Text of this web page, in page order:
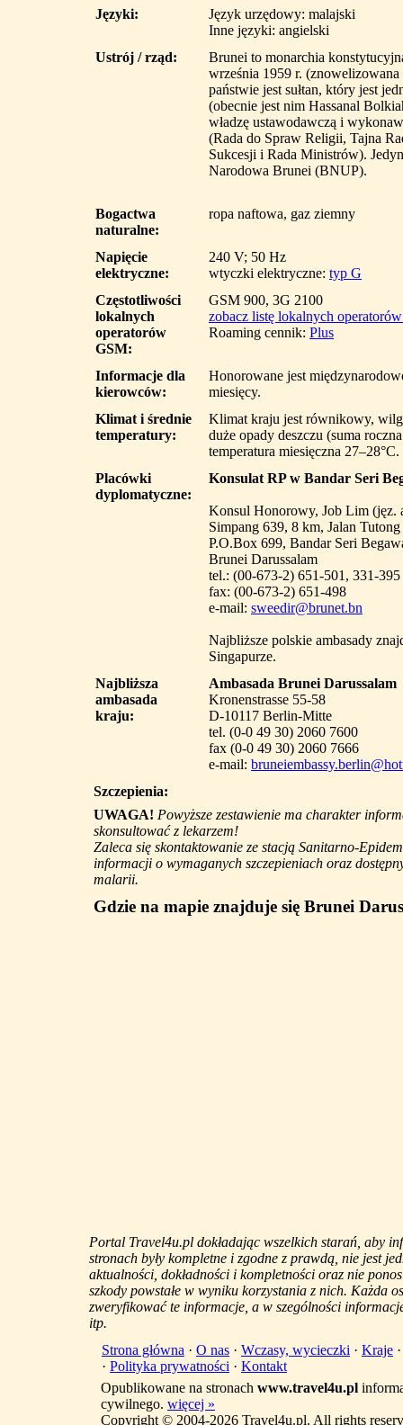
Języki:
Język urzędowy: malajski
Inne języki: angielski
Ustrój / rząd:
Brunei to monarchia
września 1959 r.
państwie jest sułtan, który jest
(obecnie jest nim Hassanal
władzę ustawodawczą i
(Rada do Spraw Religii, Tajna
Sukcesji i Rada Ministrów).
Narodowa Brunei (BNUP).
Bogactwa
naturalne:
ropa naftowa, gaz ziemny
Napięcie
elektryczne:
240 V; 50 Hz
wtyczki elektryczne: typ G
Częstotliwości
lokalnych
operatorów
GSM:
GSM 900, 3G 2100
zobacz listę lokalnych
Roaming cennik: Plus
Informacje dla
kierowców:
Honorowane jest
miesięcy.
Klimat i średnie
temperatury:
Klimat kraju jest równikowy,
duże opady deszczu (suma
temperatura miesięczna 27–28°C.
Placówki
dyplomatyczne:
Konsulat RP w Bandar Seri
Konsul Honorowy, Job Lim (jęz.
Simpang 639, 8 km, Jalan Tutong
P.O.Box 699, Bandar Seri
Brunei Darussalam
tel.: (00-673-2) 651-501, 331-
fax: (00-673-2) 651-498
e-mail: sweedir@brunet.bn
Najbliższe polskie ambasady
Singapurze.
Najbliższa
ambasada
kraju:
Ambasada Brunei Darussalam
Kronenstrasse 55-58
D-10117 Berlin-Mitte
tel. (0-0 49 30) 2060 7600
fax (0-0 49 30) 2060 7666
e-mail:
Szczepienia:
UWAGA! Powyższe zestawienie ma charakter
skonsultować z lekarzem!
Zaleca się skontaktowanie ze stacją Sanitarno-
informacji o wymaganych szczepieniach oraz
malarii.
Gdzie na mapie znajduje się Brunei
Portal Travel4u.pl dokładając wszelkich starań, aby
stronach były kompletne i zgodne z prawdą, nie jest
aktualności, dokładności i kompletności oraz nie
szkody powstałe w wyniku korzystania z nich. Każda
zweryfikować te informacje, a w szególności
itp.
Strona główna · O nas · Wczasy, wycieczki · Kraje
· Polityka prywatności · Kontakt
Opublikowane na stronach www.travel4u.pl
cywilnego. więcej »
Copyright © 2004-2026 Travel4u.pl. All rights